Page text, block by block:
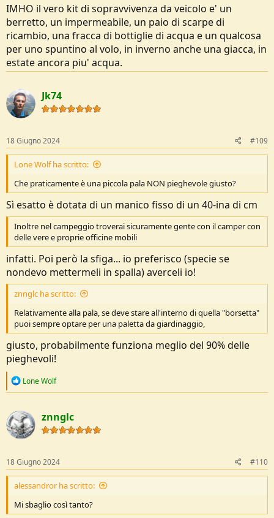
IMHO il vero kit di sopravvivenza da veicolo e' un
berretto, un impermeabile, un paio di scarpe di
ricambio, una fracca di bottiglie di acqua e un qualcosa
per uno spuntino al volo, in inverno anche una giacca, in
estate ancora piu' acqua.
Jk74
18 Giugno 2024 #109
Lone Wolf ha scritto:
Che praticamente è una piccola pala NON pieghevole giusto?
Sì esatto è dotata di un manico fisso di un 40-ina di cm
Inoltre nel campeggio troverai sicuramente gente con il camper con
delle vere e proprie officine mobili
infatti. Poi però la sfiga... io preferisco (specie se
nondevo mettermeli in spalla) averceli io!
znnglc ha scritto:
Relativamente alla pala, se deve stare all'interno di quella "borsetta"
puoi sempre optare per una paletta da giardinaggio,
giusto, probabilmente funziona meglio del 90% delle
pieghevoli!
R
c
t
i
o
s
:
Lone Wolf
znnglc
18 Giugno 2024 #110
alessandror ha scritto:
Mi sbaglio così tanto?